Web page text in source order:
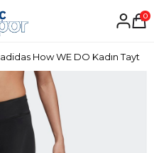
0
adidas How WE DO Kadın Tayt